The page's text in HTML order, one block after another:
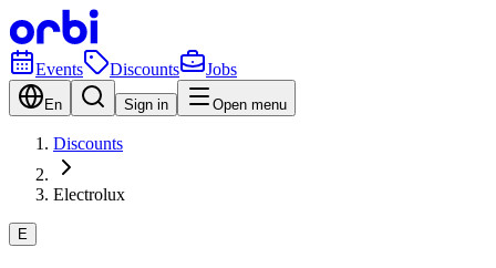
Events Discounts Jobs
En Sign in Open menu
Discounts
Electrolux
E